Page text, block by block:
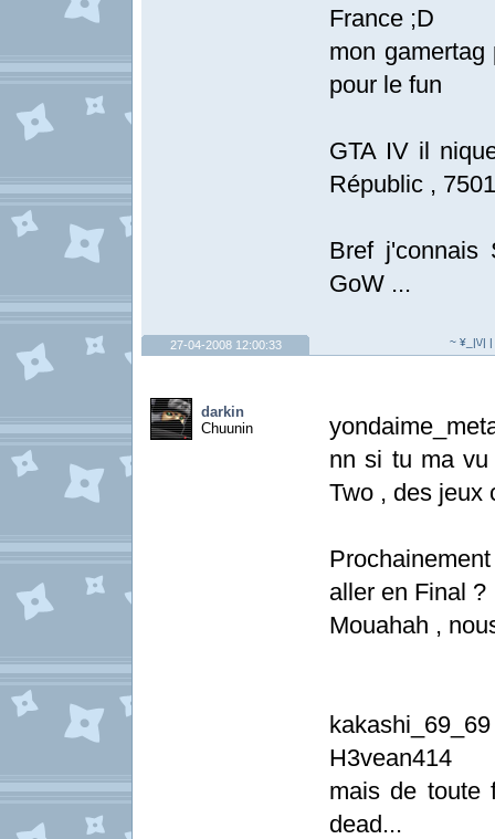
France ;D
mon
pour le fun
GTA IV il
Républic ,
Bref
GoW ...
~ ¥_|\/| |
27-04-2008 12:00:33
darkin
Chuunin
nn si tu ma
Two , des jeux
aller en Final ?
Mouahah ,
H3vean414
mais de toute
dead...